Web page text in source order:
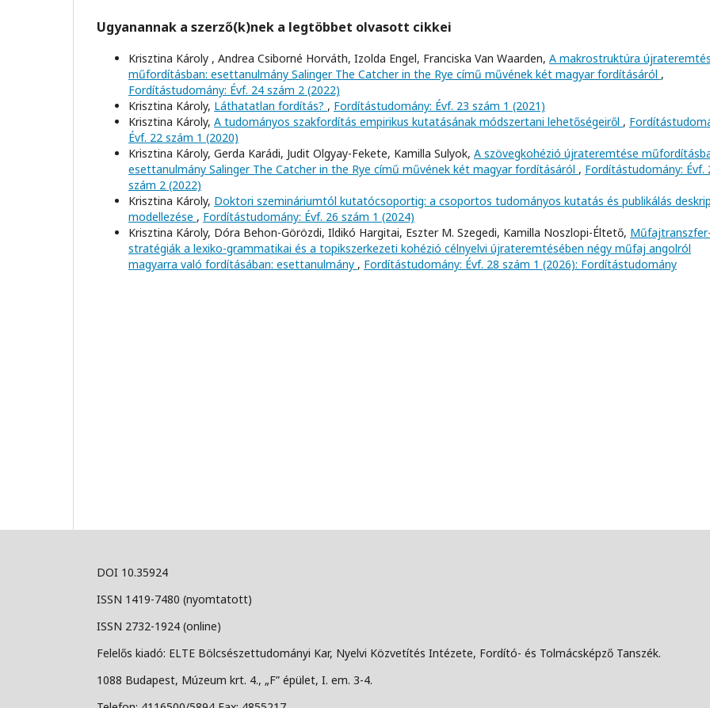
Ugyanannak a szerző(k)nek a legtöbbet olvasott cikkei
Krisztina Károly , Andrea Csiborné Horváth, Izolda Engel, Franciska Van Waarden, A makrostruktúra
műfordításban: esettanulmány Salinger The Catcher in the Rye című művének két magyar fordításáról ,
Fordítástudomány: Évf. 24 szám 2 (2022)
Krisztina Károly, Láthatatlan fordítás? , Fordítástudomány: Évf. 23 szám 1 (2021)
Krisztina Károly, A tudományos szakfordítás empirikus kutatásának módszertani lehetőségeiről ,
Évf. 22 szám 1 (2020)
Krisztina Károly, Gerda Karádi, Judit Olgyay-Fekete, Kamilla Sulyok, A szövegkohézió újrateremtése
esettanulmány Salinger The Catcher in the Rye című művének két magyar fordításáról , Fordítástudomány: Évf.
szám 2 (2022)
Krisztina Károly, Doktori szemináriumtól kutatócsoportig: a csoportos tudományos kutatás és publikálás
modellezése , Fordítástudomány: Évf. 26 szám 1 (2024)
Krisztina Károly, Dóra Behon-Görözdi, Ildikó Hargitai, Eszter M. Szegedi, Kamilla Noszlopi-Éltető,
stratégiák a lexiko-grammatikai és a topikszerkezeti kohézió célnyelvi újrateremtésében négy műfaj angolról
magyarra való fordításában: esettanulmány , Fordítástudomány: Évf. 28 szám 1 (2026): Fordítástudomány
DOI 10.35924
ISSN 1419-7480 (nyomtatott)
ISSN 2732-1924 (online)
Felelős kiadó: ELTE Bölcsészettudományi Kar, Nyelvi Közvetítés Intézete, Fordító- és Tolmácsképző Tanszék.
1088 Budapest, Múzeum krt. 4., „F” épület, I. em. 3-4.